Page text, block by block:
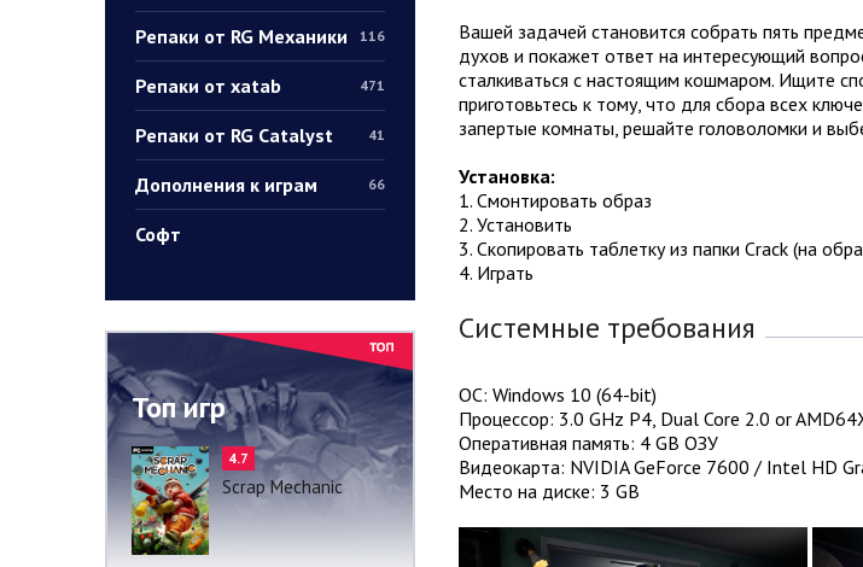
Репаки от RG Механики 116
Репаки от xatab 471
Репаки от RG Catalyst 41
Дополнения к играм 66
Софт
Топ игр
4.7
Scrap Mechanic
Вашей задачей становится собрать пять
духов и покажет ответ на интересующий
сталкиваться с настоящим кошмаром. Ищите
приготовьтесь к тому, что для сбора всех
запертые комнаты, решайте головоломки и
Установка:
1. Смонтировать образ
2. Установить
3. Скопировать таблетку из папки Crack (на
4. Играть
Системные требования
ОС: Windows 10 (64-bit)
Процессор: 3.0 GHz P4, Dual Core 2.0 or
Оперативная память: 4 GB ОЗУ
Видеокарта: NVIDIA GeForce 7600 / Intel HD
Место на диске: 3 GB